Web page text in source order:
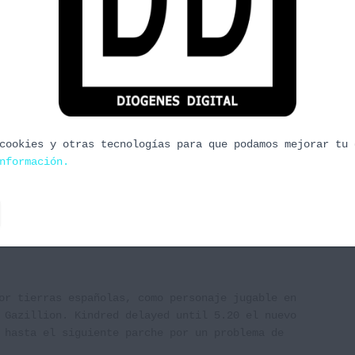
de mesa europea mas importante donde
para ver que novedades «cartonianas» nos
y otras tecnologías para que podamos mejorar tu